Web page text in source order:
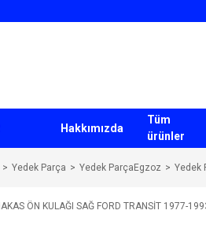
Hakkımızda
Tüm
ürünler
Yedek Parça Yedek ParçaEgzoz Yedek